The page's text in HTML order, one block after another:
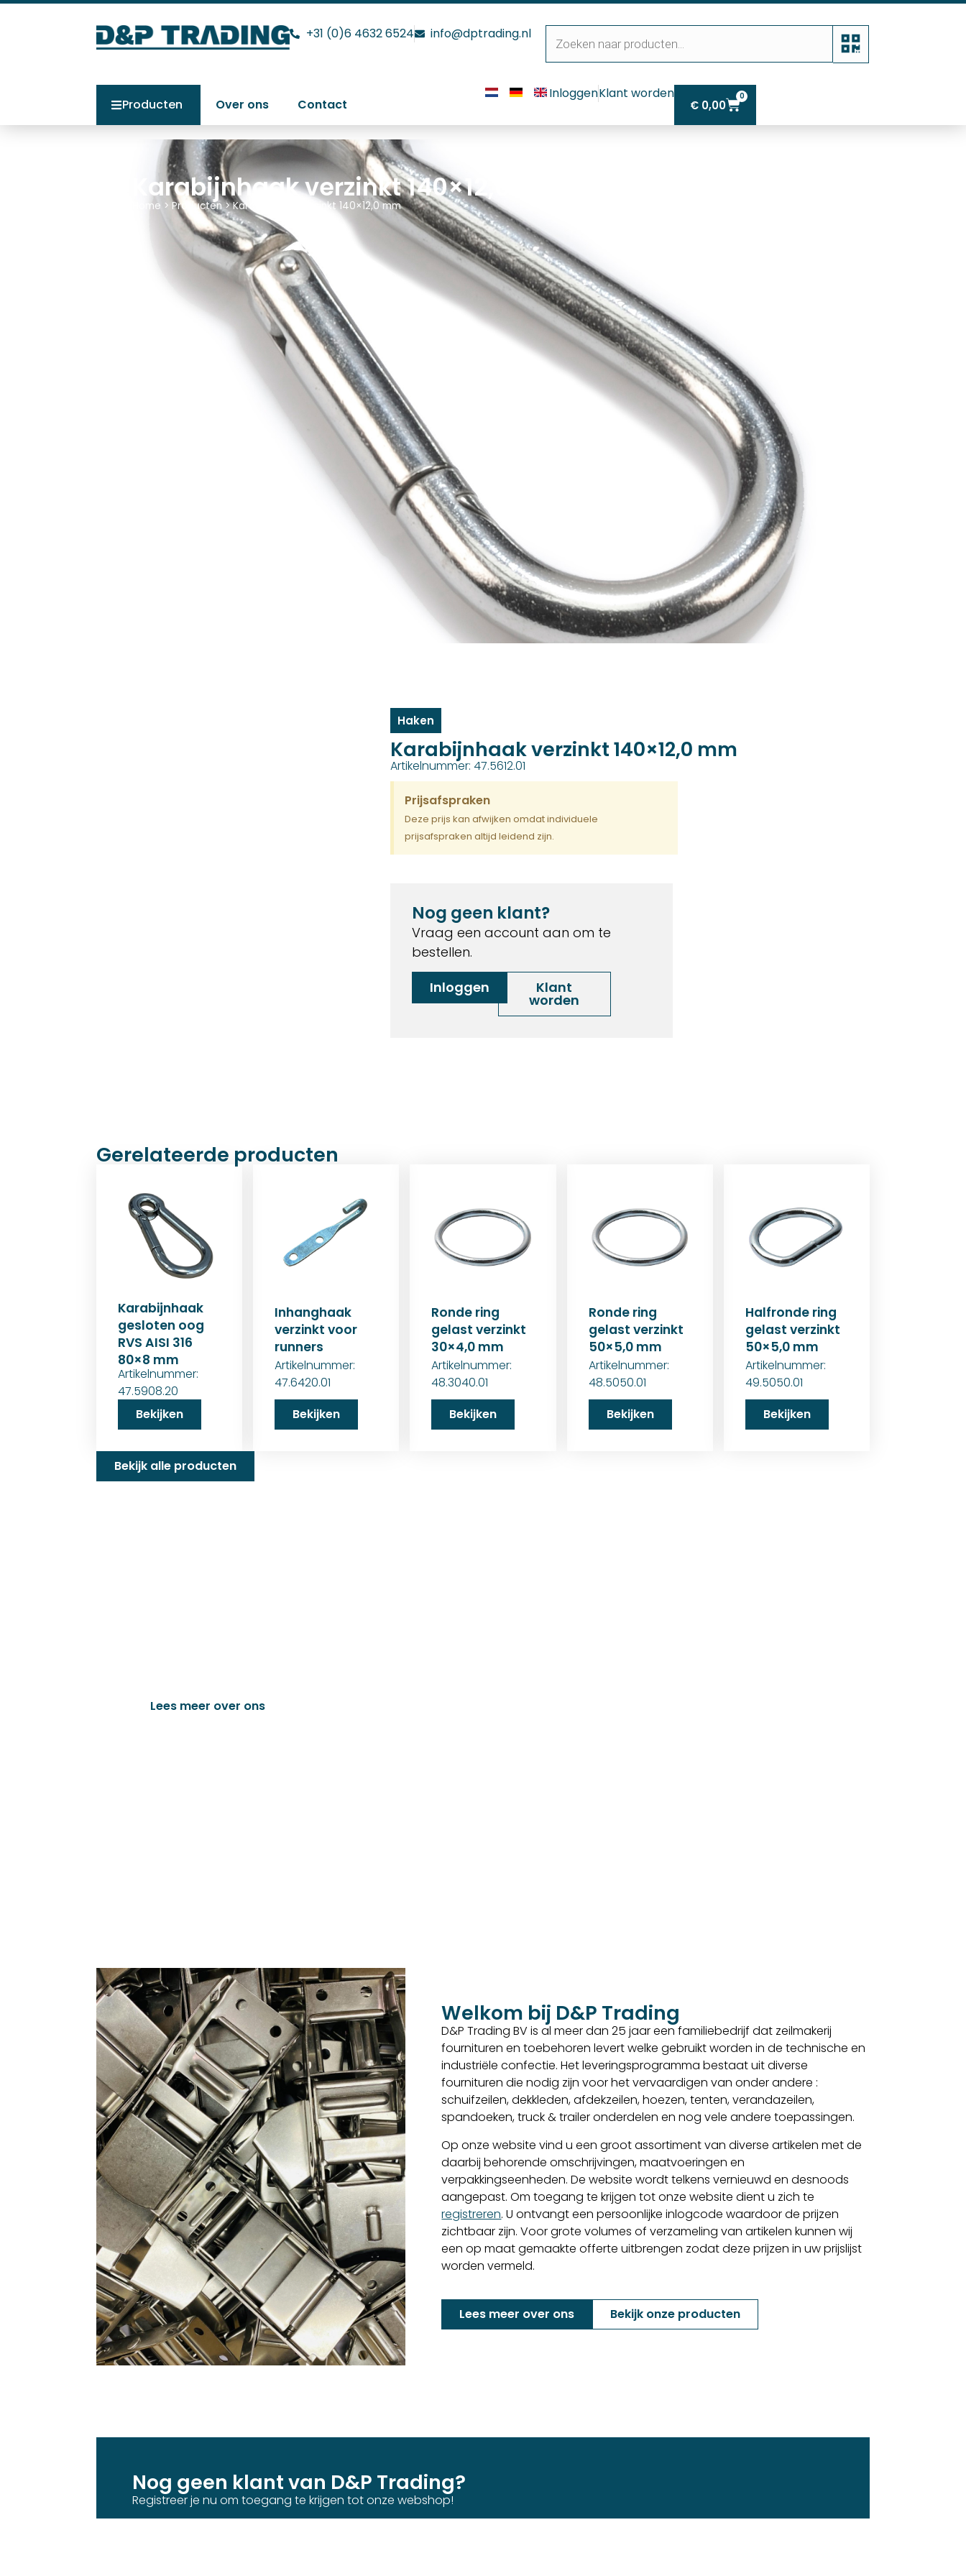
+31 (0)6 4632 6524 info@dptrading.nl
Producten Over ons Contact
InloggenKlant worden
€ 0,00
0
Karabijnhaak verzinkt 140×12,0 mm
Home >Producten>Karabijnhaak verzinkt 140×12,0 mm
Haken
Karabijnhaak verzinkt 140×12,0 mm
Artikelnummer: 47.5612.01
Prijsafspraken
Deze prijs kan afwijken omdat individuele
prijsafspraken altijd leidend zijn.
Nog geen klant?
Vraag een account aan om te
bestellen.
Inloggen
Klant
worden
Gerelateerde producten
Karabijnhaak
gesloten oog
RVS AISI 316
80×8 mm
Artikelnummer:
47.5908.20
Bekijken
Inhanghaak
verzinkt voor
runners
Artikelnummer:
47.6420.01
Bekijken
Ronde ring
gelast verzinkt
30×4,0 mm
Artikelnummer:
48.3040.01
Bekijken
Ronde ring
gelast verzinkt
50×5,0 mm
Artikelnummer:
48.5050.01
Bekijken
Halfronde ring
gelast verzinkt
50×5,0 mm
Artikelnummer:
49.5050.01
Bekijken
Bekijk alle producten
Lees meer over ons
Welkom bij D&P Trading
D&P Trading BV is al meer dan 25 jaar een familiebedrijf dat zeilmakerij
fournituren en toebehoren levert welke gebruikt worden in de technische en
industriële confectie. Het leveringsprogramma bestaat uit diverse
fournituren die nodig zijn voor het vervaardigen van onder andere :
schuifzeilen, dekkleden, afdekzeilen, hoezen, tenten, verandazeilen,
spandoeken, truck & trailer onderdelen en nog vele andere toepassingen.
Op onze website vind u een groot assortiment van diverse artikelen met de
daarbij behorende omschrijvingen, maatvoeringen en
verpakkingseenheden. De website wordt telkens vernieuwd en desnoods
aangepast. Om toegang te krijgen tot onze website dient u zich te
registreren. U ontvangt een persoonlijke inlogcode waardoor de prijzen
zichtbaar zijn. Voor grote volumes of verzameling van artikelen kunnen wij
een op maat gemaakte offerte uitbrengen zodat deze prijzen in uw prijslijst
worden vermeld.
Lees meer over ons Bekijk onze producten
Nog geen klant van D&P Trading?
Registreer je nu om toegang te krijgen tot onze webshop!